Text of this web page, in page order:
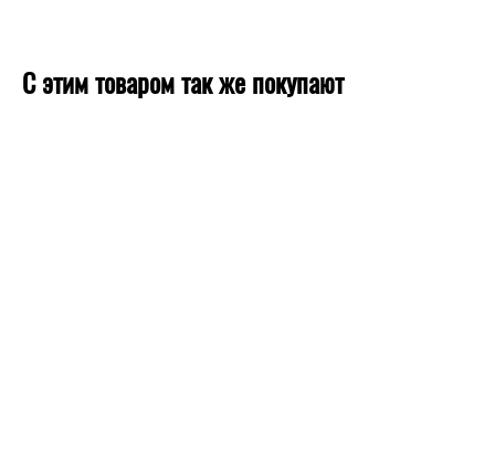
С этим товаром так же покупают